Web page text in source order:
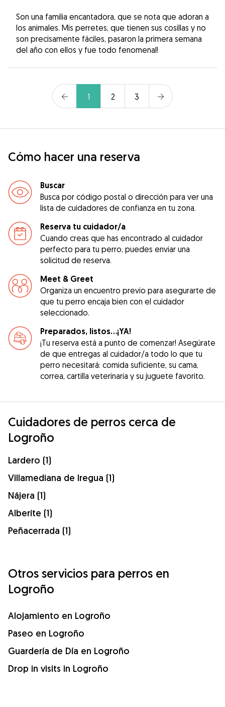
Son una familia encantadora, que se nota que adoran a
los animales. Mis perretes, que tienen sus cosillas y no
son precisamente fáciles, pasaron la primera semana
del año con ellos y fue todo fenomenal!
1 2 3
Cómo hacer una reserva
Buscar
Busca por código postal o dirección para ver una
lista de cuidadores de confianza en tu zona.
Reserva tu cuidador/a
Cuando creas que has encontrado al cuidador
perfecto para tu perro, puedes enviar una
solicitud de reserva.
Meet & Greet
Organiza un encuentro previo para asegurarte de
que tu perro encaja bien con el cuidador
seleccionado.
Preparados, listos...¡YA!
¡Tu reserva está a punto de comenzar! Asegúrate
de que entregas al cuidador/a todo lo que tu
perro necesitará: comida suficiente, su cama,
correa, cartilla veterinaria y su juguete favorito.
Cuidadores de perros cerca de
Logroño
Lardero (1)
Villamediana de Iregua (1)
Nájera (1)
Alberite (1)
Peñacerrada (1)
Otros servicios para perros en
Logroño
Alojamiento en Logroño
Paseo en Logroño
Guardería de Día en Logroño
Drop in visits in Logroño